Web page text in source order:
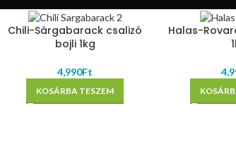
Chili-Sárgabarack csalizó
bojli 1kg
4,990Ft
KOSÁRBA TESZEM
Halas-